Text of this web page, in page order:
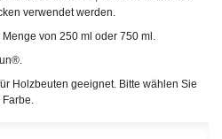
verwendet werden.
von 250 ml oder 750 ml.
Holzbeuten geeignet. Bitte wählen Sie